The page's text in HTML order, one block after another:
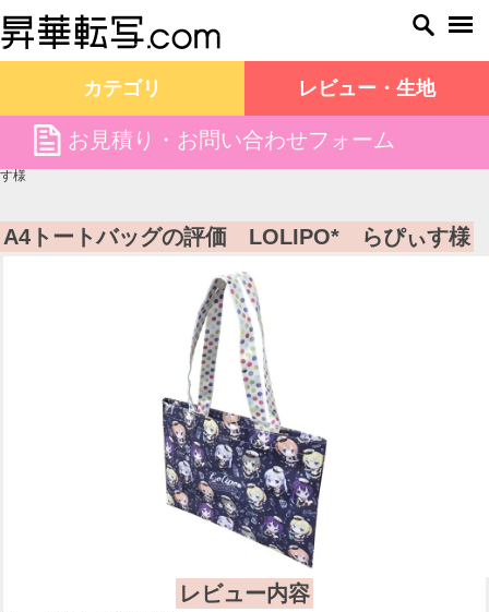
カテゴリ レビュー・生地
file お見積り・お問い合わせフォーム
昇華転写.com TOP お客様の声
A4トートバッグの評価 LOLIPO* らぴぃ
す様
A4トートバッグの評価 LOLIPO* らぴぃす様
レビュー内容